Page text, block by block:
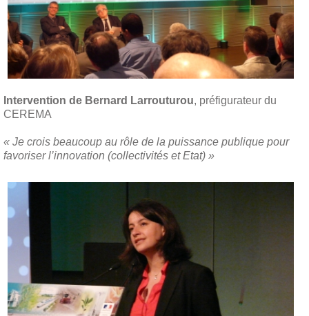
Intervention de Bernard Larrouturou, préfigurateur du
CEREMA
« Je crois beaucoup au rôle de la puissance publique pour
favoriser l’innovation (collectivités et Etat) »